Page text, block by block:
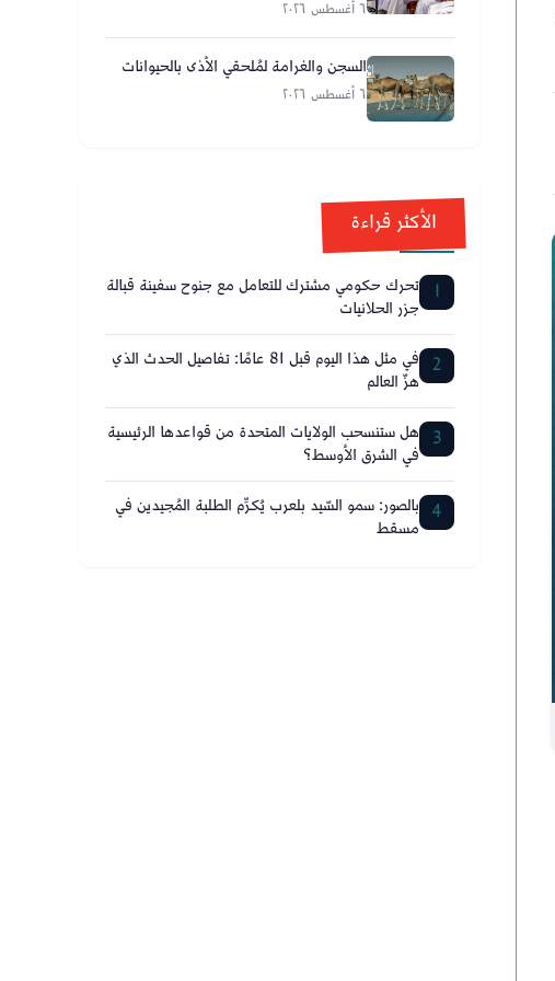
٦ أغسطس ٢٠٢٦
السجن والغرامة لمُلحقي الأذى بالحيوانات
٦ أغسطس ٢٠٢٦
الأكثر قراءة
1 تحرك حكومي مشترك للتعامل مع جنوح سفينة قبالة
جزر الحلانيات
2 في مثل هذا اليوم قبل 81 عامًا: تفاصيل الحدث الذي
هزّ العالم
3 هل ستنسحب الولايات المتحدة من قواعدها الرئيسية
في الشرق الأوسط؟
4 بالصور: سمو السّيد بلعرب يُكرِّم الطلبة المُجيدين في
مسقط